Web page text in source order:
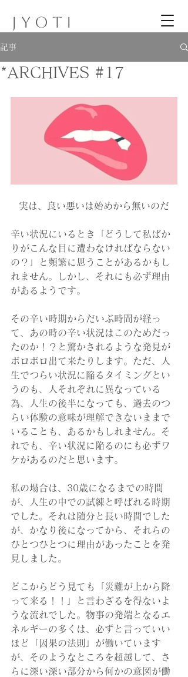
J Y O T I
記事
*ARCHIVES #17
実は、良い悪いは始めから無いのだ
辛い状況にいるとき「どうして私ばか
りがこんな目に遭わなければならない
の？」と頻繁に思うことがあるかもし
れません。しかし、それにも必ず理由
があるようです。
その辛い時期からだいぶ時間が経っ
て、あの時の辛い状況はこのためだっ
たのか！？と驚かされるような発見が
ボロボロ出て来たりします。ただ、人
生でつらい状況に陥るタイミングとい
うのも、人それぞれに異なっている
為、人生の後半になっても、過去のつ
らい体験の意味が理解できないままで
いることも、あるかもしれません。そ
れでも、辛い状況に陥るのにも必ずワ
ケがあるのだと思います。
私の場合は、30歳になるまでの時間
が、人生の中での試練と呼ばれる時期
でした。それは随分と長い時間でした
が、かなり後になってから、それらの
ひとつひとつに理由があったことを発
見しました。
どこからどう見ても「災難が上から降
って来る！！」と言わざるを得ないよ
うな流れでした。物事の発端となるエ
ネルギーの多くは、必ずと言っていい
ほど「因果の法則」が働いています
が、そのようなところを超越して、さ
らに深い深い部分から何かの意図が働